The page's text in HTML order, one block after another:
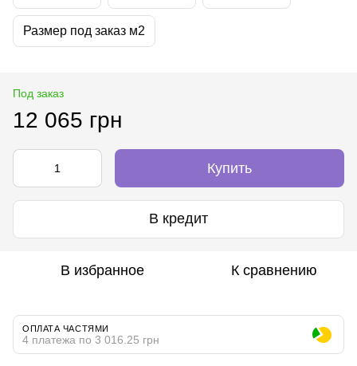
Размер под заказ м2
Под заказ
12 065 грн
Купить
В кредит
В избранное К сравнению
ОПЛАТА ЧАСТЯМИ
4 платежа по 3 016.25 грн